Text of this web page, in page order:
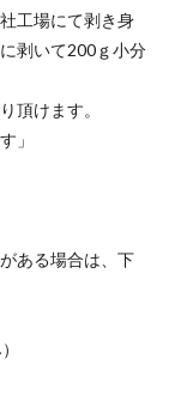
工場にて剥き身
剥いて200ｇ小分
頂けます。
」
ある場合は、下